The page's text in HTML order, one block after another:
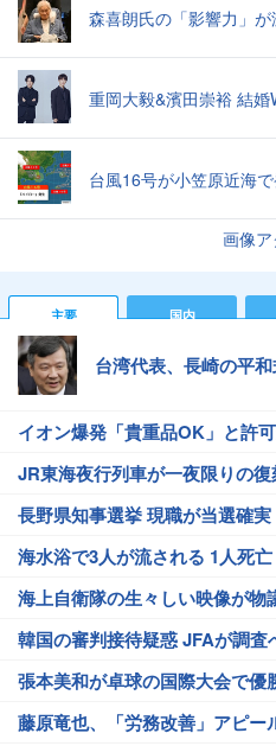
森喜朗氏の「影響力」
重岡大毅&濱田崇裕 結婚
台風16号が小笠原近海
画像
主要 国内
台湾代表、長崎の平
イオン爆発「貴重品OK」と許
JR東海夜行列車が一夜限りの復
長野県知事選挙 現職が当選確実
海水浴で3人が流される 1人死亡
海上自衛隊の生々しい映像が物
韓国の審判接待疑惑 JFAが調査
張本美和が卓球の国際大会で優
藤原竜也、「労務改善」アピー